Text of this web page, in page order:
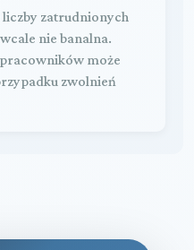
zatrudnionych
nie banalna.
może
zwolnień